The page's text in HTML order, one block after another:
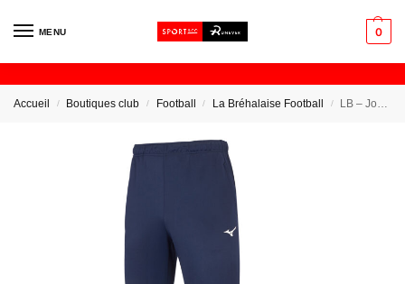
MENU 0
Accueil / Boutiques club / Football / La Bréhalaise Football / LB – Jogging Coton